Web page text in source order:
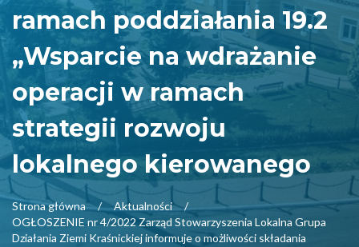
ramach poddziałania 19.2
„Wsparcie na wdrażanie
operacji w ramach
strategii rozwoju
lokalnego kierowanego
Strona główna
Aktualności
OGŁOSZENIE nr 4/2022 Zarząd Stowarzyszenia Lokalna Grupa
Działania Ziemi Kraśnickiej informuje o możliwości składania